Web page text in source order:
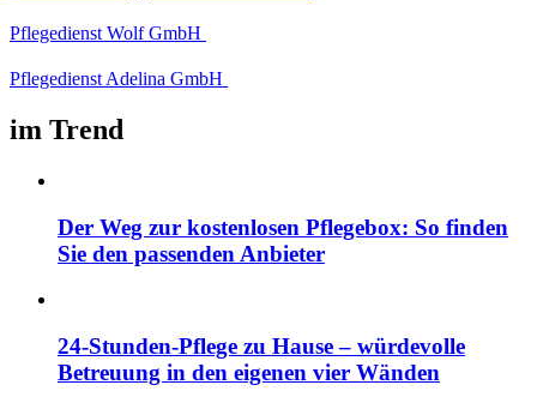
Pflegedienst Wolf GmbH
Pflegedienst Adelina GmbH
im Trend
Der Weg zur kostenlosen Pflegebox: So finden
Sie den passenden Anbieter
24-Stunden-Pflege zu Hause – würdevolle
Betreuung in den eigenen vier Wänden